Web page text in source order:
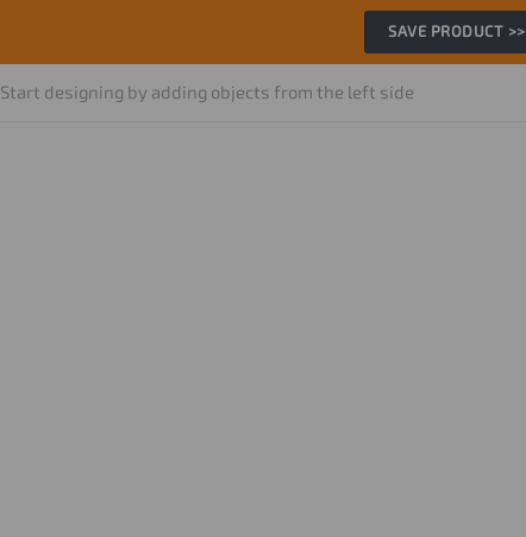
SAVE PRODUCT >>
Start designing by adding objects from the left side